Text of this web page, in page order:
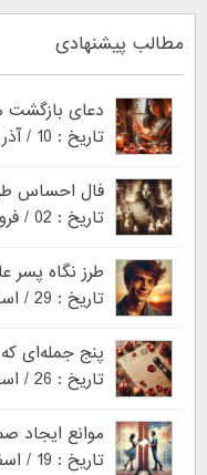
مطالب پیشنهادی
دعای بازگشت
تاریخ : 10 / آذر / 1403
فال احساس
تاریخ : 02 / فروردین / 1403
طرز نگاه
تاریخ : 29 / اسفند / 1402
پنج جمله‌ای
تاریخ : 26 / اسفند / 1402
موانع ایجاد
تاریخ : 19 / اسفند / 1402